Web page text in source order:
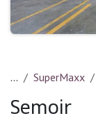
... SuperMaxx
Semoir